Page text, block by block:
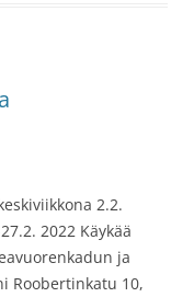
2.2.
2022 Käykää
ja
Roobertinkatu 10,